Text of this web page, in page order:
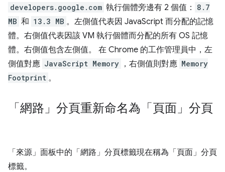
developers.google.com 執行個體旁邊有 2 個值：
8.7
MB 和 13.3 MB 。左側值代表因 JavaScript 而分配的記憶
體。右側值代表因該 VM 執行個體而分配的所有 OS 記憶
體。右側值包含左側值。 在 Chrome 的工作管理員中，左
側值對應 JavaScript Memory ，右側值則對應 Memory
Footprint 。
「網路」分頁重新命名為「頁面」分頁
「來源」 面板中的「網路」 分頁標籤現在稱為「頁面」 分頁
標籤。